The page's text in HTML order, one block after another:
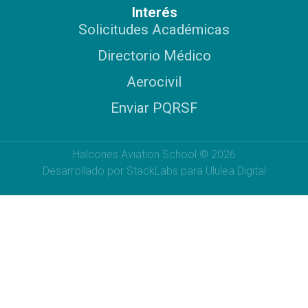
Interés
Solicitudes Académicas
Directorio Médico
Aerocivil
Enviar PQRSF
Halcones Aviation School © 2026
Desarrollado por StackLabs para Ululea Digital